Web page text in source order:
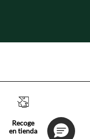
Recoge
en tienda